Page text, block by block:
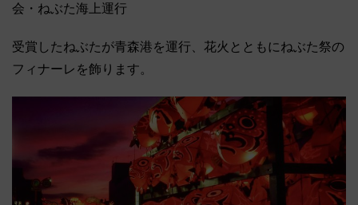
会・ねぶた海上運行
受賞したねぶたが青森港を運行、花火とともにねぶた祭の
フィナーレを飾ります。